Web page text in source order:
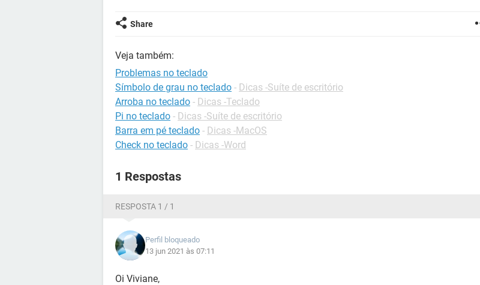
Share
Veja também:
Problemas no teclado
Símbolo de grau no teclado - Dicas -Suíte de escritório
Arroba no teclado - Dicas -Teclado
Pi no teclado - Dicas -Suíte de escritório
Barra em pé teclado - Dicas -MacOS
Check no teclado - Dicas -Word
1 Respostas
RESPOSTA 1 / 1
Perfil bloqueado
13 jun 2021 às 07:11
Oi Viviane,